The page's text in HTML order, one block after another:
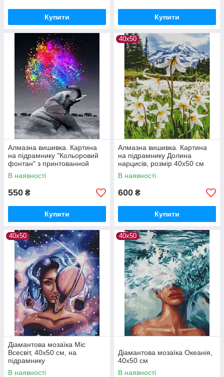
Купити Купити
Алмазна вишивка. Картина
на підрамнику "Кольоровий
фонтан" з принтованной
рамою, розмір 40х50см
В наявності
550 ₴
Купити
40х50
Алмазна вишивка. Картина
на підрамнику Долина
нарцисів, розмір 40х50 см
В наявності
600 ₴
Купити
40х50
Діамантова мозаїка Міс
Всесвіт, 40х50 см, на
підрамнику
В наявності
40х50
Діамантова мозаїка Океанія,
40х50 см
В наявності